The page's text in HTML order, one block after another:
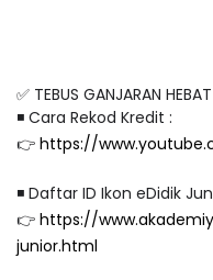
✅ TEBUS GANJARAN
◾️ Cara Rekod Kredit :
👉 https://
◾️ Daftar ID Ikon eDidik
👉 https://
junior.html